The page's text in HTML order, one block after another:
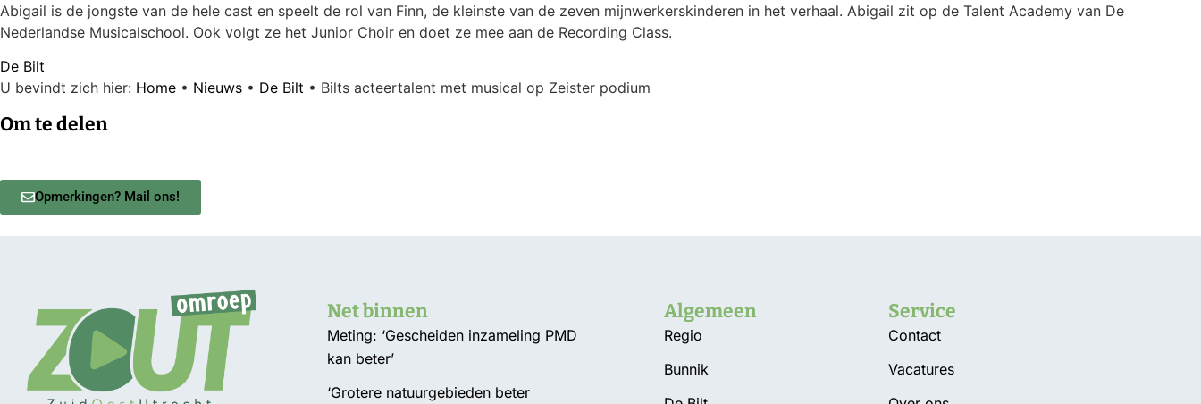
Abigail is de jongste van de hele cast en speelt de rol van Finn, de kleinste van de zeven mijnwerkerskinderen in het verhaal. Abigail zit op de Talent Academy van De
Nederlandse Musicalschool. Ook volgt ze het Junior Choir en doet ze mee aan de Recording Class.
De Bilt
U bevindt zich hier: Home • Nieuws • De Bilt • Bilts acteertalent met musical op Zeister podium
Om te delen
Opmerkingen? Mail ons!
Net binnen
Meting: ‘Gescheiden inzameling PMD
kan beter’
‘Grotere natuurgebieden beter
Algemeen
Regio
Bunnik
Service
Contact
Vacatures